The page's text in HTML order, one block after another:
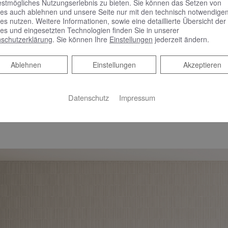
etwa erhalten so eine dekorative Anmutung,
natürlichen Charme von Holzoberflächen bei.
Patrick Frey diesen Trend zusammen mit burgbad nun
bei der Originalkollektion Fiumo zeigen die neuen
Oberflächenstruktur wirkt dabei eher filigran
Lebendigkeit verleiht und es weniger massiv wirken
ist das Oberflächenrelief nicht nur besonders pflegeleicht,
Nutzungserlebnis zu bieten. Sie können das Setzen von
auch ablehnen und unsere Seite nur mit den technisch notwendigen
nutzen. Weitere Informationen, sowie eine detaillierte Übersicht der
und eingesetzten Technologien finden Sie in unserer
. Sie können Ihre Einstellungen jederzeit ändern.
Akzeptieren
Einstellungen
Ablehnen
Ablehnen
Datenschutz Impressum